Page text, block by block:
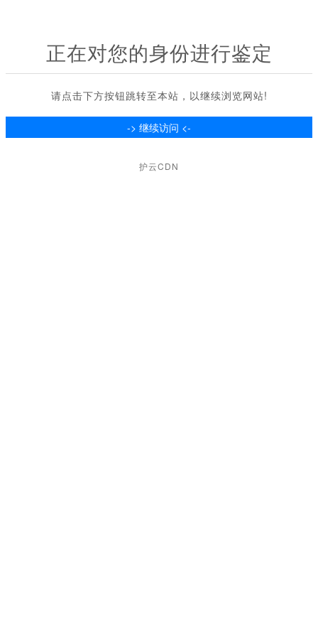
正在对您的身份进行鉴定
请点击下方按钮跳转至本站，以继续浏览网站!
护云CDN